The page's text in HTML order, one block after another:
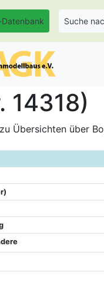
Suche
14318)
Übersichten über